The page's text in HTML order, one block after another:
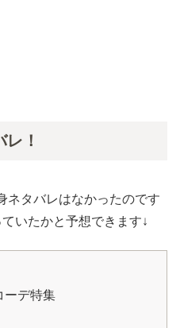
！
ネタバレはなかったのです
いたかと予想できます↓
ーデ特集